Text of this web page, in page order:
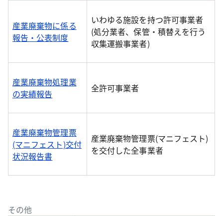
産業廃棄物に係る
報告・公表制度
いわゆる施設を持つ許可事業者
(処分業者、保管・積替えを行う
収集運搬事業者)
産業廃棄物処理業
の実績報告
全許可事業者
産業廃棄物管理票
(マニフェスト)交付
状況報告書
産業廃棄物管理票(マニフェスト)
を交付した全事業者
その他